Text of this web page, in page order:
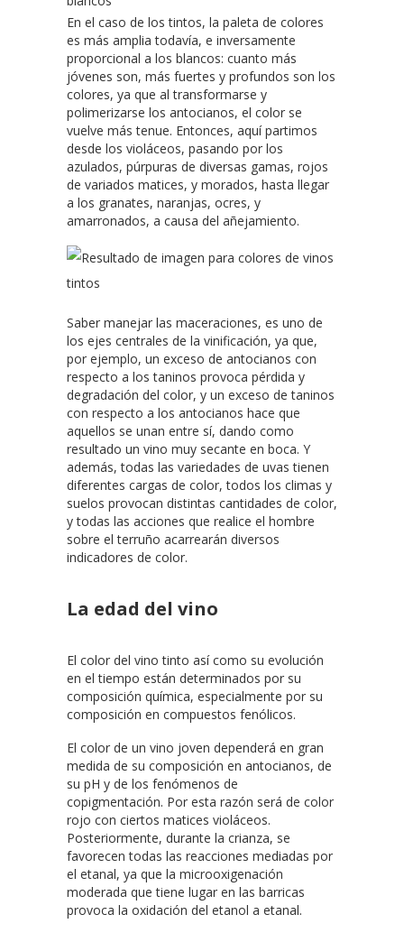
En el caso de los tintos, la paleta de colores
es más amplia todavía, e inversamente
proporcional a los blancos: cuanto más
jóvenes son, más fuertes y profundos son los
colores, ya que al transformarse y
polimerizarse los antocianos, el color se
vuelve más tenue. Entonces, aquí partimos
desde los violáceos, pasando por los
azulados, púrpuras de diversas gamas, rojos
de variados matices, y morados, hasta llegar
a los granates, naranjas, ocres, y
amarronados, a causa del añejamiento.
Saber manejar las maceraciones, es uno de
los ejes centrales de la vinificación, ya que,
por ejemplo, un exceso de antocianos con
respecto a los taninos provoca pérdida y
degradación del color, y un exceso de taninos
con respecto a los antocianos hace que
aquellos se unan entre sí, dando como
resultado un vino muy secante en boca. Y
además, todas las variedades de uvas tienen
diferentes cargas de color, todos los climas y
suelos provocan distintas cantidades de color,
y todas las acciones que realice el hombre
sobre el terruño acarrearán diversos
indicadores de color.
La edad del vino
El color del vino tinto así como su evolución
en el tiempo están determinados por su
composición química, especialmente por su
composición en compuestos fenólicos.
El color de un vino joven dependerá en gran
medida de su composición en antocianos, de
su pH y de los fenómenos de
copigmentación. Por esta razón será de color
rojo con ciertos matices violáceos.
Posteriormente, durante la crianza, se
favorecen todas las reacciones mediadas por
el etanal, ya que la microoxigenación
moderada que tiene lugar en las barricas
provoca la oxidación del etanol a etanal.